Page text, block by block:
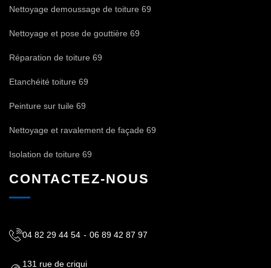
Nettoyage demoussage de toiture 69
Nettoyage et pose de gouttière 69
Réparation de toiture 69
Etanchéité toiture 69
Peinture sur tuile 69
Nettoyage et ravalement de façade 69
Isolation de toiture 69
CONTACTEZ-NOUS
04 82 29 44 54 - 06 89 42 87 97
131 rue de criqui